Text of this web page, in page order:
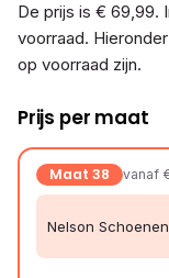
De prijs is € 69,99.
voorraad.
op voorraad zijn.
Prijs per maat
Maat 38 vanaf
Nelson Schoenen